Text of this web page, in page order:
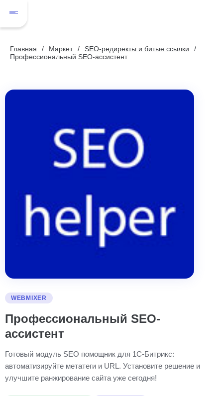
Главная Маркет
SEO-редиректы и битые ссылки
Профессиональный SEO-ассистент
WEBMIXER
Профессиональный SEO-
ассистент
Готовый модуль SEO помощник для 1С-Битрикс:
автоматизируйте метатеги и URL. Установите решение и
улучшите ранжирование сайта уже сегодня!